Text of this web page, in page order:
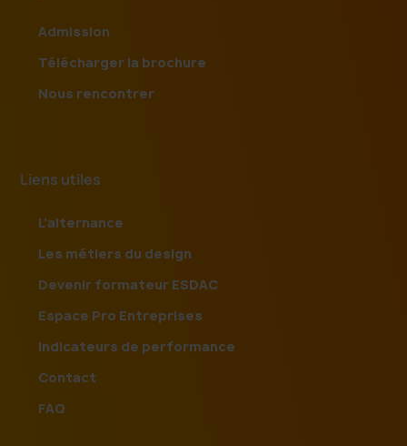
Admission
Télécharger la brochure
Nous rencontrer
Liens utiles
L'alternance
Les métiers du design
Devenir formateur ESDAC
Espace Pro Entreprises
Indicateurs de performance
Contact
FAQ